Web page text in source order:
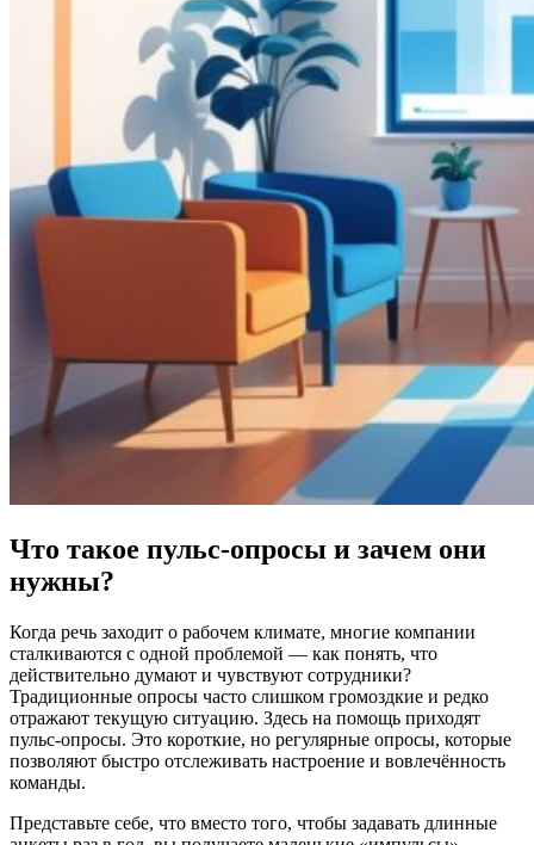
Что такое пульс-опросы и зачем они
нужны?
Когда речь заходит о рабочем климате, многие компании
сталкиваются с одной проблемой — как понять, что
действительно думают и чувствуют сотрудники?
Традиционные опросы часто слишком громоздкие и редко
отражают текущую ситуацию. Здесь на помощь приходят
пульс-опросы. Это короткие, но регулярные опросы, которые
позволяют быстро отслеживать настроение и вовлечённость
команды.
Представьте себе, что вместо того, чтобы задавать длинные